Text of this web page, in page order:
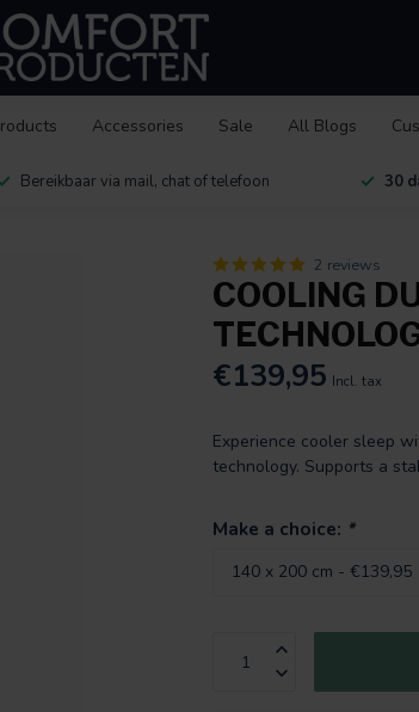
Accessories Sale All Blogs
Bereikbaar via mail, chat of telefoon 30
2 reviews
COOLING
€139,95 Incl. tax
Experience cooler sleep
technology. Supports a
Make a choice: *